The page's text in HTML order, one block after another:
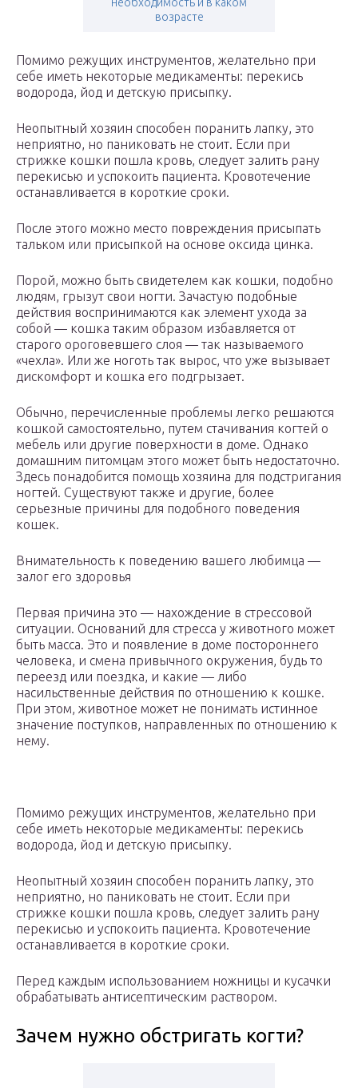
возрасте
Помимо режущих инструментов, желательно при
себе иметь некоторые медикаменты: перекись
водорода, йод и детскую присыпку.
Неопытный хозяин способен поранить лапку, это
неприятно, но паниковать не стоит. Если при
стрижке кошки пошла кровь, следует залить рану
перекисью и успокоить пациента. Кровотечение
останавливается в короткие сроки.
После этого можно место повреждения присыпать
тальком или присыпкой на основе оксида цинка.
Порой, можно быть свидетелем как кошки, подобно
людям, грызут свои ногти. Зачастую подобные
действия воспринимаются как элемент ухода за
собой — кошка таким образом избавляется от
старого ороговевшего слоя — так называемого
«чехла». Или же ноготь так вырос, что уже вызывает
дискомфорт и кошка его подгрызает.
Обычно, перечисленные проблемы легко решаются
кошкой самостоятельно, путем стачивания когтей о
мебель или другие поверхности в доме. Однако
домашним питомцам этого может быть недостаточно.
Здесь понадобится помощь хозяина для подстригания
ногтей. Существуют также и другие, более
серьезные причины для подобного поведения
кошек.
Внимательность к поведению вашего любимца —
залог его здоровья
Первая причина это — нахождение в стрессовой
ситуации. Оснований для стресса у животного может
быть масса. Это и появление в доме постороннего
человека, и смена привычного окружения, будь то
переезд или поездка, и какие — либо
насильственные действия по отношению к кошке.
При этом, животное может не понимать истинное
значение поступков, направленных по отношению к
нему.
Помимо режущих инструментов, желательно при
себе иметь некоторые медикаменты: перекись
водорода, йод и детскую присыпку.
Неопытный хозяин способен поранить лапку, это
неприятно, но паниковать не стоит. Если при
стрижке кошки пошла кровь, следует залить рану
перекисью и успокоить пациента. Кровотечение
останавливается в короткие сроки.
Перед каждым использованием ножницы и кусачки
обрабатывать антисептическим раствором.
Зачем нужно обстригать когти?